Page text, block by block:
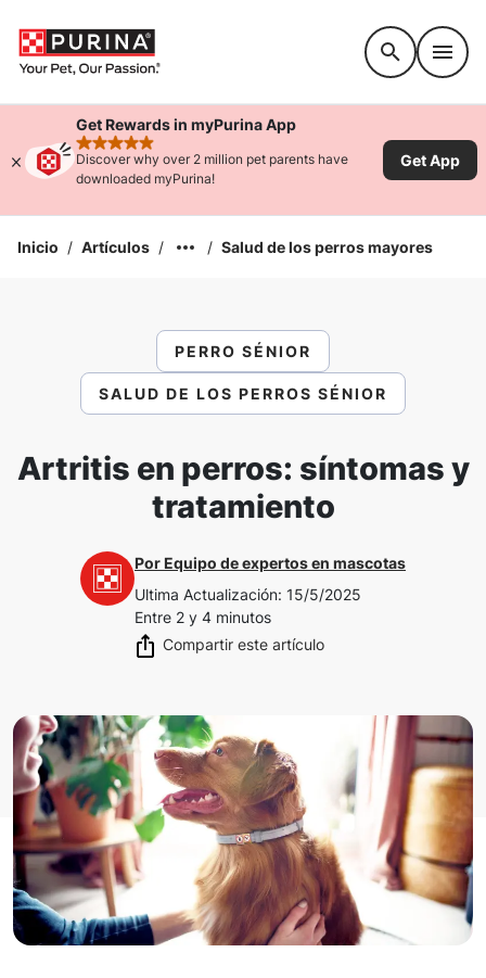
Get Rewards in myPurina App
rated 4.9 stars
Discover why over 2 million pet parents have
downloaded myPurina!
Get App
Inicio / Artículos / / Salud de los perros mayores
PERRO SÉNIOR
SALUD DE LOS PERROS SÉNIOR
Artritis en perros: síntomas y
tratamiento
PorEquipo de expertos en mascotas
Ultima Actualización: 15/5/2025
Entre 2 y 4 minutos
Compartir este artículo